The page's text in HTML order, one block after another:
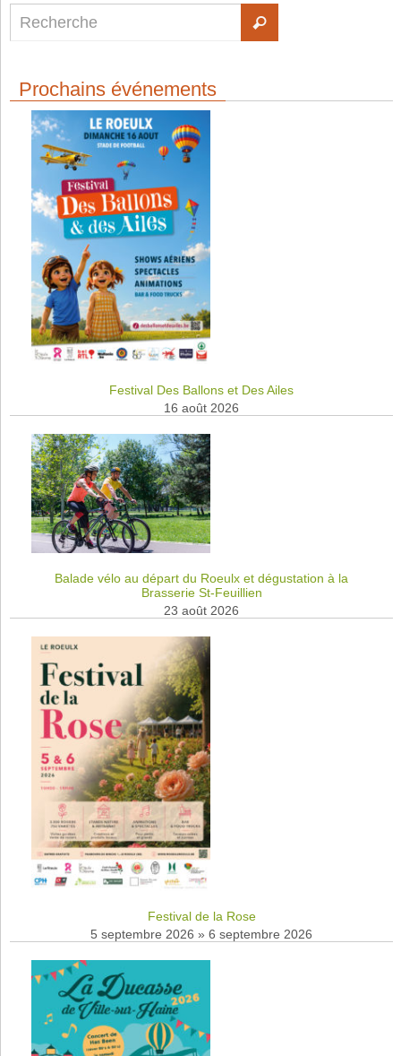
Prochains événements
Festival Des Ballons et Des Ailes
16 août 2026
Balade vélo au départ du Roeulx et dégustation à la
Brasserie St-Feuillien
23 août 2026
Festival de la Rose
5 septembre 2026 » 6 septembre 2026